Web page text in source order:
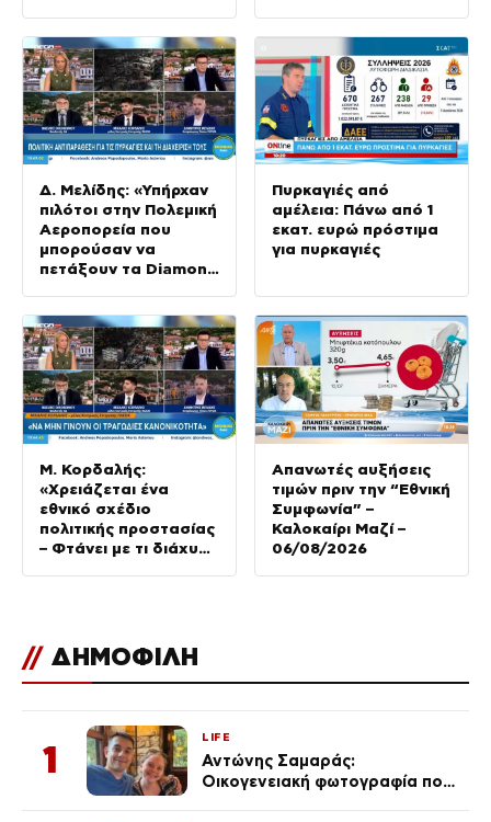
Δ. Μελίδης: «Υπήρχαν
πιλότοι στην Πολεμική
Αεροπορεία που
μπορούσαν να
πετάξουν τα Diamond
Πυρκαγιές από
αμέλεια: Πάνω από 1
εκατ. ευρώ πρόστιμα
για πυρκαγιές
Μ. Κορδαλής:
«Χρειάζεται ένα
εθνικό σχέδιο
πολιτικής προστασίας
– Φτάνει με τι διάχυση
Απανωτές αυξήσεις
τιμών πριν την “Εθνική
Συμφωνία” –
Καλοκαίρι Μαζί –
06/08/2026
// ΔΗΜΟΦΙΛΗ
1
LIFE
Αντώνης Σαμαράς:
Οικογενειακή φωτογραφία που